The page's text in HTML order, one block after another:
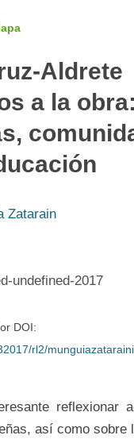
Aldrete
a la
Zatarain
undefined-2017
DOI:
rl2/munguiazataraini
reflexionar
así como sobre